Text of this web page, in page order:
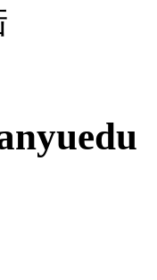
yuedu